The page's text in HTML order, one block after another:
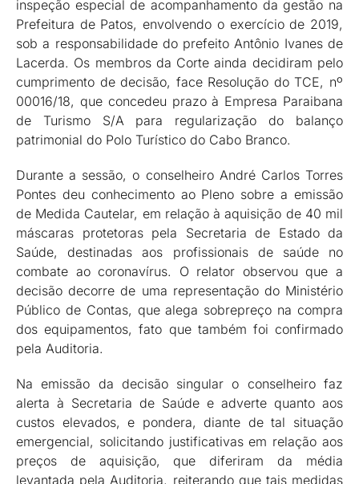
inspeção especial de acompanhamento da gestão na
Prefeitura de Patos, envolvendo o exercício de 2019,
sob a responsabilidade do prefeito Antônio Ivanes de
Lacerda. Os membros da Corte ainda decidiram pelo
cumprimento de decisão, face Resolução do TCE, nº
00016/18, que concedeu prazo à Empresa Paraibana
de Turismo S/A para regularização do balanço
patrimonial do Polo Turístico do Cabo Branco.
Durante a sessão, o conselheiro André Carlos Torres
Pontes deu conhecimento ao Pleno sobre a emissão
de Medida Cautelar, em relação à aquisição de 40 mil
máscaras protetoras pela Secretaria de Estado da
Saúde, destinadas aos profissionais de saúde no
combate ao coronavírus. O relator observou que a
decisão decorre de uma representação do Ministério
Público de Contas, que alega sobrepreço na compra
dos equipamentos, fato que também foi confirmado
pela Auditoria.
Na emissão da decisão singular o conselheiro faz
alerta à Secretaria de Saúde e adverte quanto aos
custos elevados, e pondera, diante de tal situação
emergencial, solicitando justificativas em relação aos
preços de aquisição, que diferiram da média
levantada pela Auditoria, reiterando que tais medidas